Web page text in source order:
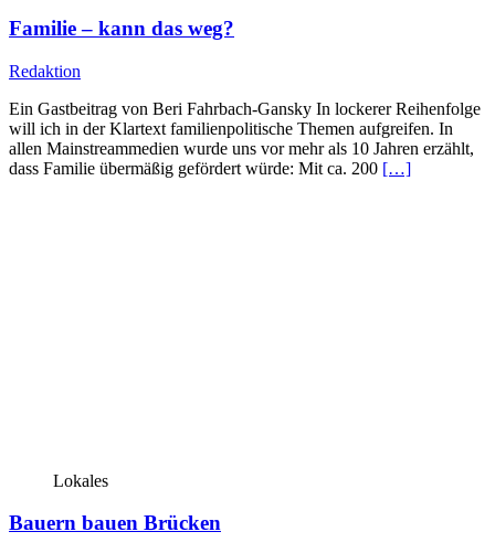
Familie – kann das weg?
Redaktion
Ein Gastbeitrag von Beri Fahrbach-Gansky In lockerer Reihenfolge
will ich in der Klartext familienpolitische Themen aufgreifen. In
allen Mainstreammedien wurde uns vor mehr als 10 Jahren erzählt,
dass Familie übermäßig gefördert würde: Mit ca. 200 […]
Lokales
Bauern bauen Brücken